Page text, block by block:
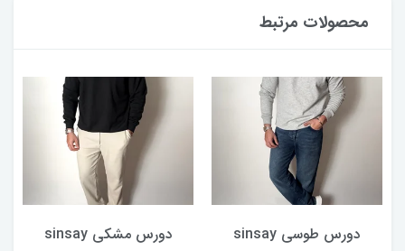
محصولات مرتبط
دورس طوسی sinsay دورس مشکی sinsay